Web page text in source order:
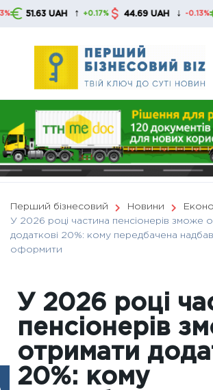
Skip
UAH ↑ +0.17% 44.69 UAH ↓ -0.13%
Перший бізнесовий Новини
У 2026 році частина пенсіонерів зможе
додаткові 20%: кому передбачена
оформити
У 2026 році
пенсіонерів
отримати
20%: кому